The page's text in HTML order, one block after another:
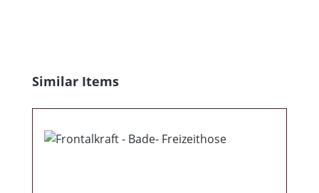
Produktgalerie überspringen
Similar Items